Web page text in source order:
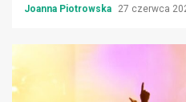
Joanna Piotrowska 27 czerwca